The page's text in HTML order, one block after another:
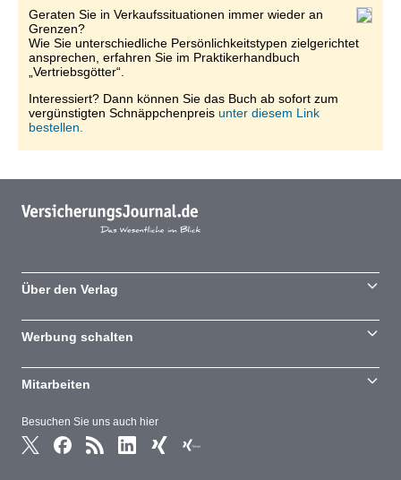
Geraten Sie in Verkaufssituationen immer wieder an
Grenzen?
Wie Sie unterschiedliche Persönlichkeitstypen zielgerichtet
ansprechen, erfahren Sie im Praktikerhandbuch
„Vertriebsgötter“.
Interessiert? Dann können Sie das Buch ab sofort zum
vergünstigten Schnäppchenpreis unter diesem Link
bestellen.
Besuchen Sie uns auch hier
Über den Verlag
Werbung schalten
Mitarbeiten